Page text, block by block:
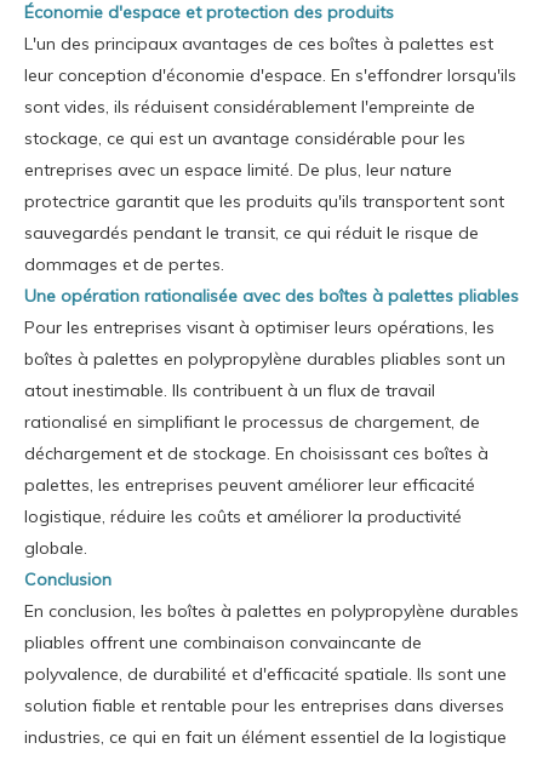
Économie d'espace et protection des produits
L'un des principaux avantages de ces boîtes à palettes est
leur conception d'économie d'espace. En s'effondrer lorsqu'ils
sont vides, ils réduisent considérablement l'empreinte de
stockage, ce qui est un avantage considérable pour les
entreprises avec un espace limité. De plus, leur nature
protectrice garantit que les produits qu'ils transportent sont
sauvegardés pendant le transit, ce qui réduit le risque de
dommages et de pertes.
Une opération rationalisée avec des boîtes à palettes pliables
Pour les entreprises visant à optimiser leurs opérations, les
boîtes à palettes en polypropylène durables pliables sont un
atout inestimable. Ils contribuent à un flux de travail
rationalisé en simplifiant le processus de chargement, de
déchargement et de stockage. En choisissant ces boîtes à
palettes, les entreprises peuvent améliorer leur efficacité
logistique, réduire les coûts et améliorer la productivité
globale.
Conclusion
En conclusion, les boîtes à palettes en polypropylène durables
pliables offrent une combinaison convaincante de
polyvalence, de durabilité et d'efficacité spatiale. Ils sont une
solution fiable et rentable pour les entreprises dans diverses
industries, ce qui en fait un élément essentiel de la logistique